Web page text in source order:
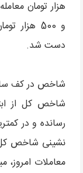
و 500
دست شد.
شاخص در کف
رسانده و در
معاملات امروز،